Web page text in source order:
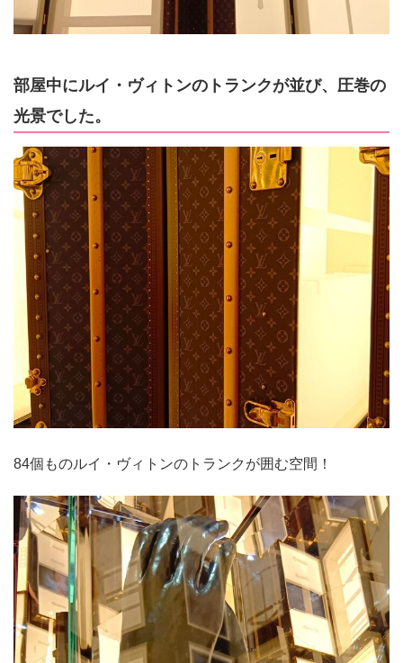
部屋中にルイ・ヴィトンのトランクが並び、圧巻の
光景でした。
84個ものルイ・ヴィトンのトランクが囲む空間！